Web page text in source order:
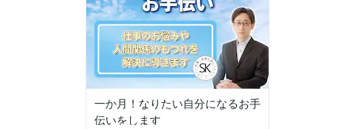
一か月！なりたい自分になるお手
伝いをします